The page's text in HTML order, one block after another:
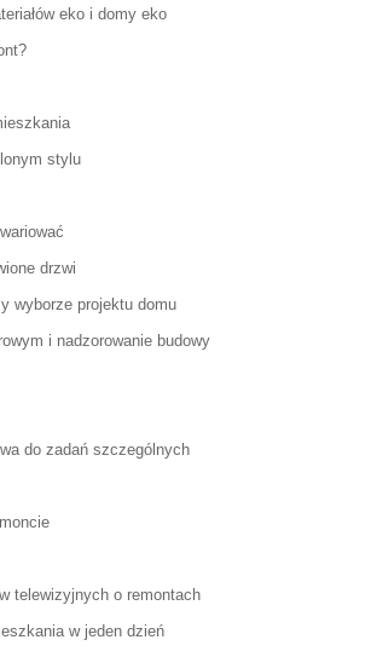
eko i domy eko
stylu
drzwi
wyborze projektu domu
i nadzorowanie budowy
do zadań szczególnych
telewizyjnych o remontach
w jeden dzień